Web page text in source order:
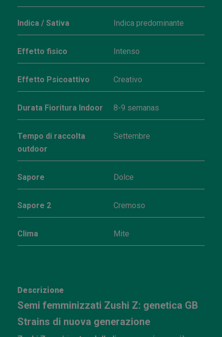
Indica / Sativa Indica predominante
Effetto fisico Intenso
Effetto Psicoattivo Creativo
Durata Fioritura Indoor 8-9 semanas
Tempo di raccolta
outdoor
Settembre
Sapore Dolce
Sapore 2 Cremoso
Clima Mite
Descrizione
Semi femminizzati Zushi Z: genetica GB
Strains di nuova generazione